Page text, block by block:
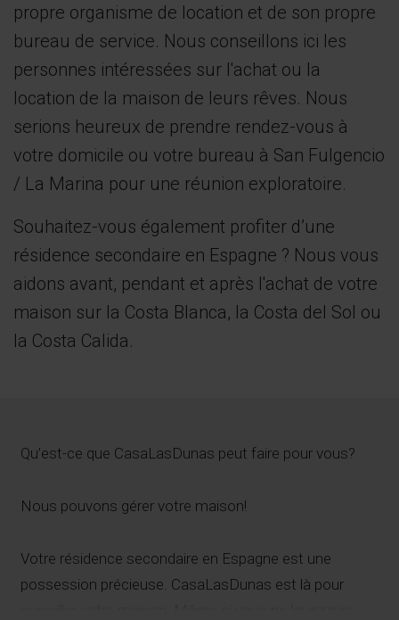
propre organisme de location et de son propre
bureau de service. Nous conseillons ici les
personnes intéressées sur l'achat ou la
location de la maison de leurs rêves. Nous
serions heureux de prendre rendez-vous à
votre domicile ou votre bureau à San Fulgencio
/ La Marina pour une réunion exploratoire.
Souhaitez-vous également profiter d’une
résidence secondaire en Espagne ? Nous vous
aidons avant, pendant et après l'achat de votre
maison sur la Costa Blanca, la Costa del Sol ou
la Costa Calida.
Qu’est-ce que CasaLasDunas peut faire pour vous?
Nous pouvons gérer votre maison!
Votre résidence secondaire en Espagne est une
possession précieuse. CasaLasDunas est là pour